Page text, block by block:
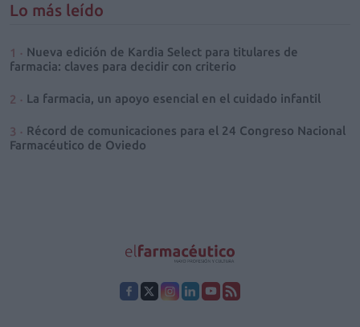
Lo más leído
Nueva edición de Kardia Select para titulares de
farmacia: claves para decidir con criterio
La farmacia, un apoyo esencial en el cuidado infantil
Récord de comunicaciones para el 24 Congreso Nacional
Farmacéutico de Oviedo